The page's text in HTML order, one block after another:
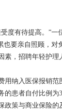
有待提高。”一
要亲自照顾，对
，招聘年轻护理
纳入医保报销范
患者自付比例为
策与商业保险